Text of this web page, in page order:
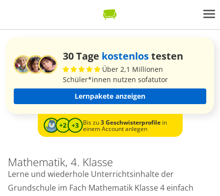
30 Tage kostenlostesten
Über 2,1 Millionen
Schüler*innen nutzen sofatutor
Lernpakete anzeigen
Bis zu3 Geschwisterprofilein
einem Account anlegen
Mathematik, 4. Klasse
Lerne und wiederhole Unterrichtsinhalte der
Grundschule im Fach Mathematik Klasse 4 einfach